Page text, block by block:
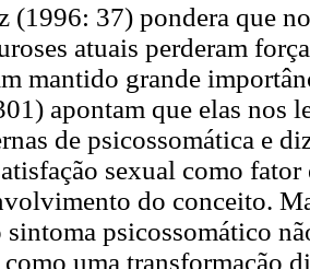
(1996: 37) pondera que
atuais perderam
mantido grande
apontam que elas nos
de psicossomática e
sexual como
do conceito.
sintoma psicossomático
como uma transformação